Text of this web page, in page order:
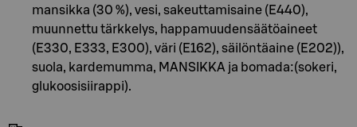
mansikka (30 %), vesi, sakeuttamisaine (E440),
muunnettu tärkkelys, happamuudensäätöaineet
(E330, E333, E300), väri (E162), säilöntäaine (E202)),
suola, kardemumma, MANSIKKA ja bomada:(sokeri,
glukoosisiirappi).